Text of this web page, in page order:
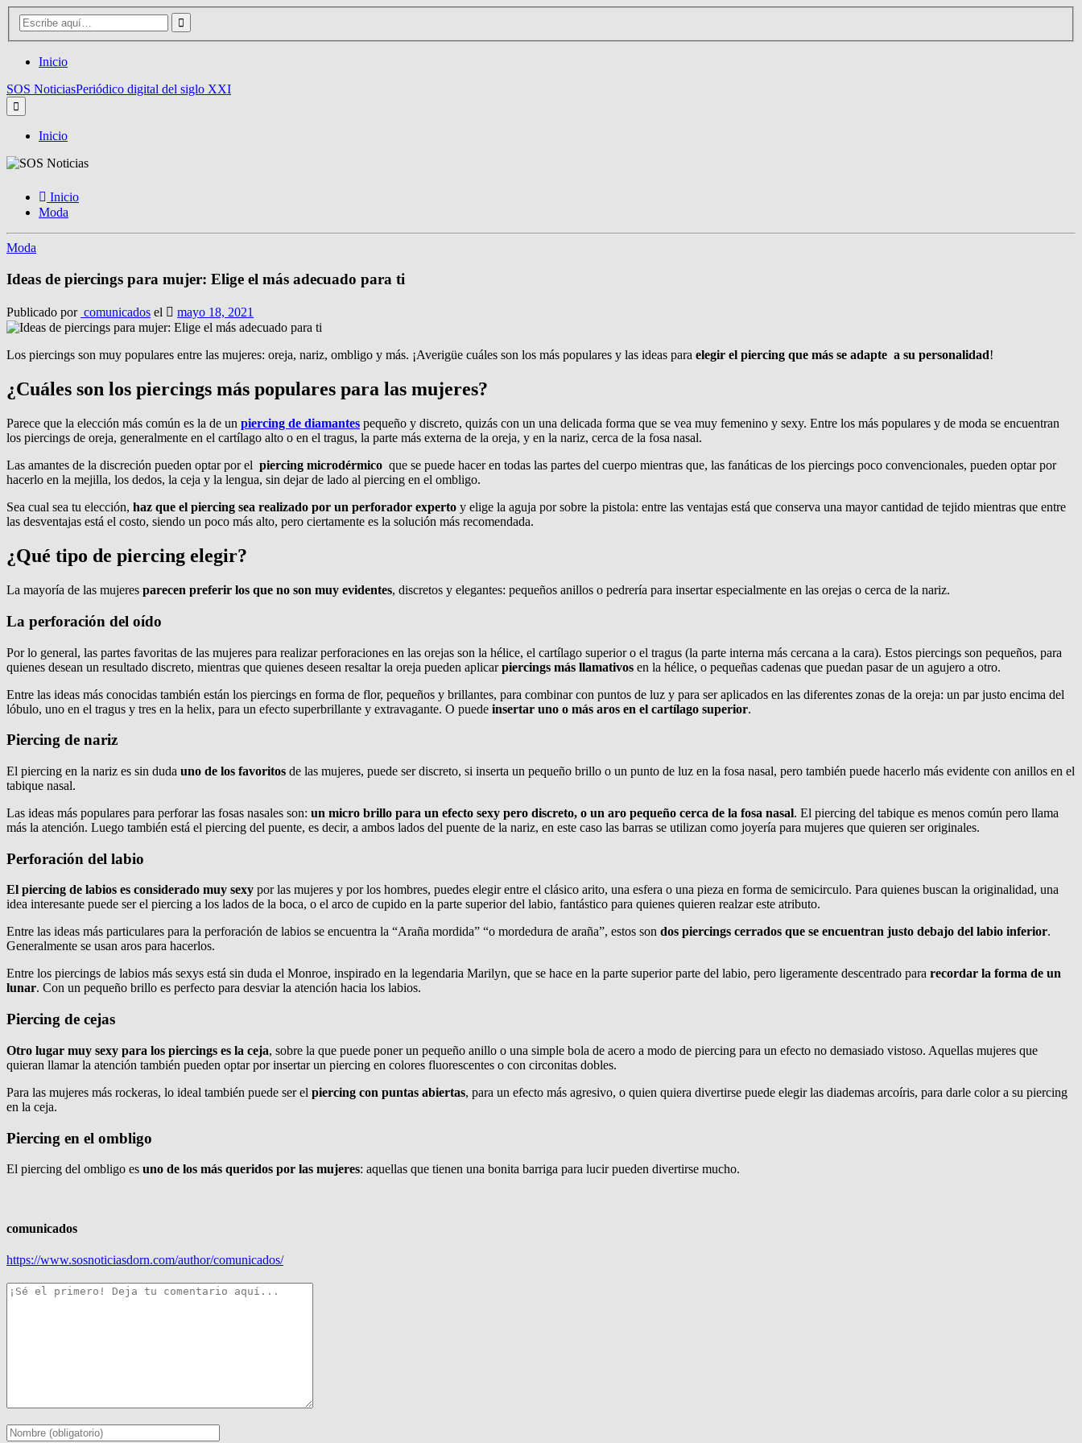
Inicio
SOS NoticiasPeriódico digital del siglo XXI
Inicio
Inicio
Moda
Moda
Ideas de piercings para mujer: Elige el más adecuado para ti
Publicado por comunicados el mayo 18, 2021
Los piercings son muy populares entre las mujeres: oreja, nariz, ombligo y más. ¡Averigüe cuáles son los más populares y las ideas para elegir el piercing que más se adapte a su personalidad!
¿Cuáles son los piercings más populares para las mujeres?
Parece que la elección más común es la de un piercing de diamantes pequeño y discreto, quizás con un una delicada forma que se vea muy femenino y sexy. Entre los más populares y de moda se encuentran
los piercings de oreja, generalmente en el cartílago alto o en el tragus, la parte más externa de la oreja, y en la nariz, cerca de la fosa nasal.
Las amantes de la discreción pueden optar por el piercing microdérmico que se puede hacer en todas las partes del cuerpo mientras que, las fanáticas de los piercings poco convencionales, pueden optar por
hacerlo en la mejilla, los dedos, la ceja y la lengua, sin dejar de lado al piercing en el ombligo.
Sea cual sea tu elección, haz que el piercing sea realizado por un perforador experto y elige la aguja por sobre la pistola: entre las ventajas está que conserva una mayor cantidad de tejido mientras que entre
las desventajas está el costo, siendo un poco más alto, pero ciertamente es la solución más recomendada.
¿Qué tipo de piercing elegir?
La mayoría de las mujeres parecen preferir los que no son muy evidentes, discretos y elegantes: pequeños anillos o pedrería para insertar especialmente en las orejas o cerca de la nariz.
La perforación del oído
Por lo general, las partes favoritas de las mujeres para realizar perforaciones en las orejas son la hélice, el cartílago superior o el tragus (la parte interna más cercana a la cara). Estos piercings son pequeños, para
quienes desean un resultado discreto, mientras que quienes deseen resaltar la oreja pueden aplicarpiercings más llamativos en la hélice, o pequeñas cadenas que puedan pasar de un agujero a otro.
Entre las ideas más conocidas también están los piercings en forma de flor, pequeños y brillantes, para combinar con puntos de luz y para ser aplicados en las diferentes zonas de la oreja: un par justo encima del
lóbulo, uno en el tragus y tres en la helix, para un efecto superbrillante y extravagante. O puede insertar uno o más aros en el cartílago superior.
Piercing de nariz
El piercing en la nariz es sin duda uno de los favoritos de las mujeres, puede ser discreto, si inserta un pequeño brillo o un punto de luz en la fosa nasal, pero también puede hacerlo más evidente con anillos en el
tabique nasal.
Las ideas más populares para perforar las fosas nasales son: un micro brillo para un efecto sexy pero discreto, o un aro pequeño cerca de la fosa nasal. El piercing del tabique es menos común pero llama
más la atención. Luego también está el piercing del puente, es decir, a ambos lados del puente de la nariz, en este caso las barras se utilizan como joyería para mujeres que quieren ser originales.
Perforación del labio
El piercing de labios es considerado muy sexy por las mujeres y por los hombres, puedes elegir entre el clásico arito, una esfera o una pieza en forma de semicirculo. Para quienes buscan la originalidad, una
idea interesante puede ser el piercing a los lados de la boca, o el arco de cupido en la parte superior del labio, fantástico para quienes quieren realzar este atributo.
Entre las ideas más particulares para la perforación de labios se encuentra la “Araña mordida” “o mordedura de araña”, estos son dos piercings cerrados que se encuentran justo debajo del labio inferior.
Generalmente se usan aros para hacerlos.
Entre los piercings de labios más sexys está sin duda el Monroe, inspirado en la legendaria Marilyn, que se hace en la parte superior parte del labio, pero ligeramente descentrado para recordar la forma de un
lunar. Con un pequeño brillo es perfecto para desviar la atención hacia los labios.
Piercing de cejas
Otro lugar muy sexy para los piercings es la ceja, sobre la que puede poner un pequeño anillo o una simple bola de acero a modo de piercing para un efecto no demasiado vistoso. Aquellas mujeres que
quieran llamar la atención también pueden optar por insertar un piercing en colores fluorescentes o con circonitas dobles.
Para las mujeres más rockeras, lo ideal también puede ser el piercing con puntas abiertas, para un efecto más agresivo, o quien quiera divertirse puede elegir las diademas arcoíris, para darle color a su piercing
en la ceja.
Piercing en el ombligo
El piercing del ombligo es uno de los más queridos por las mujeres: aquellas que tienen una bonita barriga para lucir pueden divertirse mucho.
comunicados
https://www.sosnoticiasdorn.com/author/comunicados/